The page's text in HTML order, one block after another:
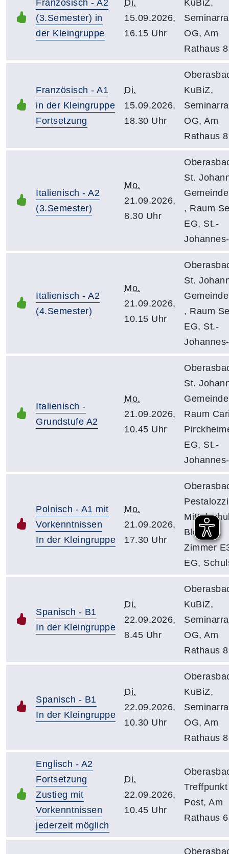
Französisch - A2
(3.Semester) in
der Kleingruppe
Di.
15.09.2026,
16.15 Uhr
KuBiZ,
OG, Am
Rathaus 8
Französisch - A1
in der Kleingruppe
Fortsetzung
Di.
15.09.2026,
18.30 Uhr
KuBiZ,
OG, Am
Rathaus 8
Italienisch - A2
(3.Semester)
Mo.
21.09.2026,
8.30 Uhr
St.
, Raum
EG, St.-
Italienisch - A2
(4.Semester)
Mo.
21.09.2026,
10.15 Uhr
St.
, Raum
EG, St.-
Italienisch -
Grundstufe A2
Mo.
21.09.2026,
10.45 Uhr
St.
Raum
EG, St.-
Polnisch - A1 mit
Vorkenntnissen
In der Kleingruppe
Mo.
21.09.2026,
17.30 Uhr
Pestalozzi
Block IV,
Zimmer
EG,
Spanisch - B1
In der Kleingruppe
Di.
22.09.2026,
8.45 Uhr
KuBiZ,
OG, Am
Rathaus 8
Spanisch - B1
In der Kleingruppe
Di.
22.09.2026,
10.30 Uhr
KuBiZ,
OG, Am
Rathaus 8
Englisch - A2
Fortsetzung
Zustieg mit
Vorkenntnissen
jederzeit möglich
Di.
22.09.2026,
10.45 Uhr
Post, Am
Rathaus 6